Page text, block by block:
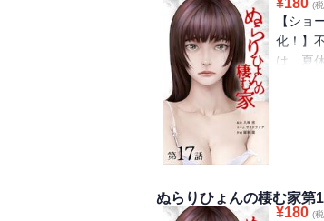
(
【ショ
化！】
は、夏
と、居
ぬらりひょんの棲む家第
¥180 (